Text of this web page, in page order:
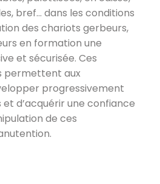
bref… dans les conditions
des chariots gerbeurs,
en formation une
et sécurisée. Ces
permettent aux
progressivement
d’acquérir une confiance
de ces